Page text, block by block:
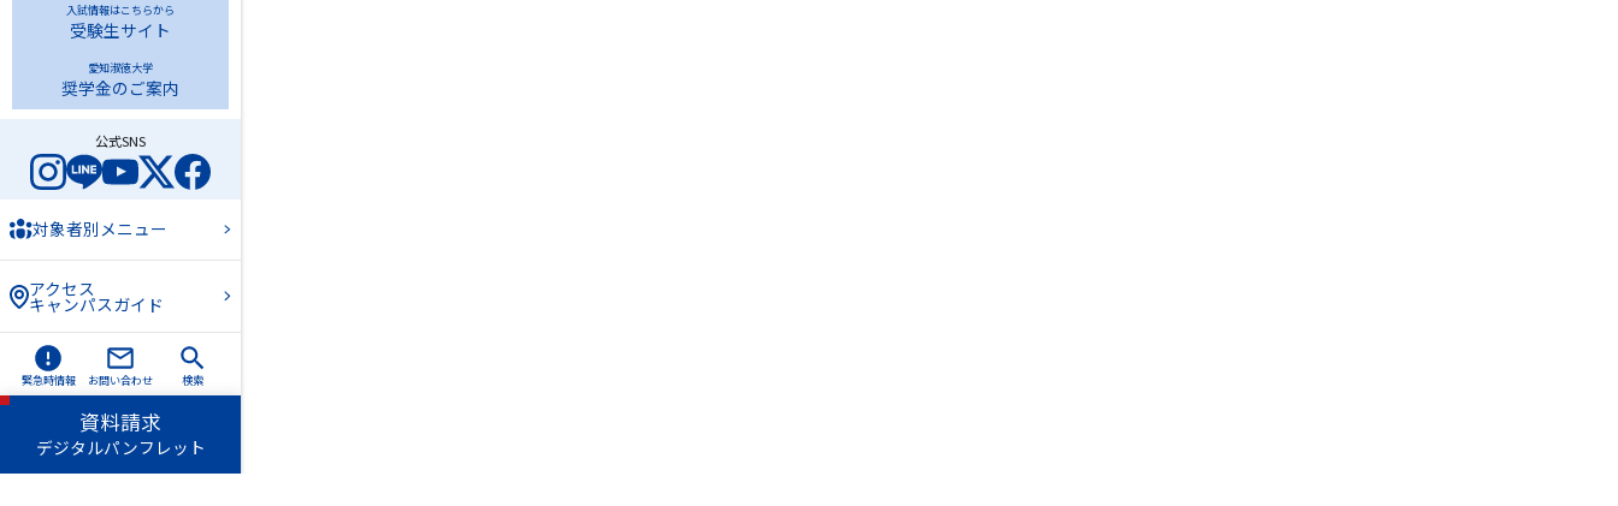
入試情報はこちらから
受験生サイト
愛知淑徳大学
奨学金のご案内
公式SNS
対象者別メニュー
アクセス
キャンパスガイド
緊急時情報 お問い合わせ 検索
資料請求
デジタルパンフレット